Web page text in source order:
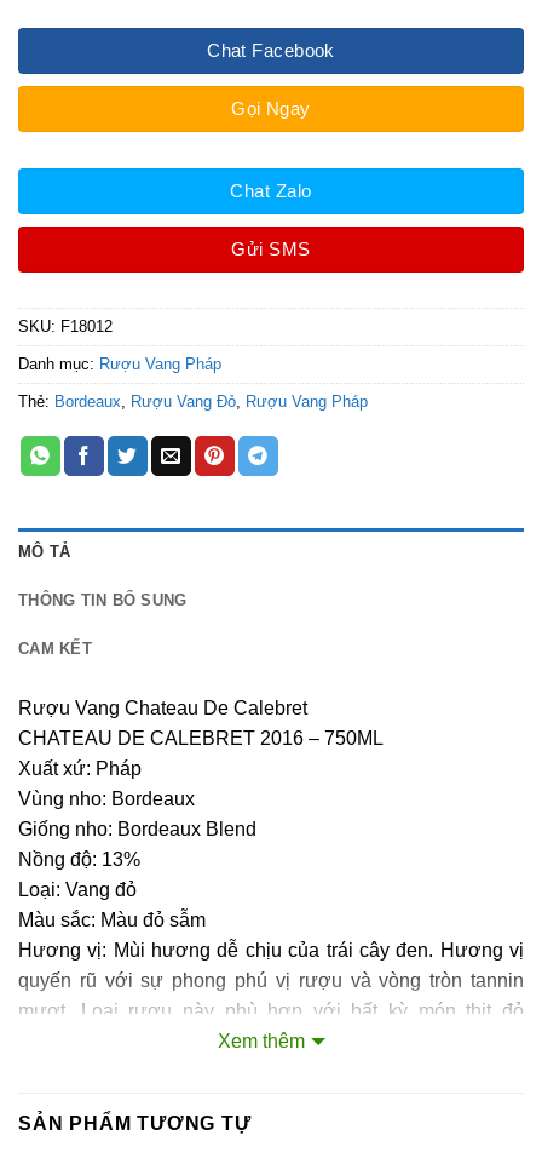
Chat Facebook
Gọi Ngay
Chat Zalo
Gửi SMS
SKU: F18012
Danh mục: Rượu Vang Pháp
Thẻ: Bordeaux, Rượu Vang Đỏ, Rượu Vang Pháp
MÔ TẢ
THÔNG TIN BỔ SUNG
CAM KẾT
Rượu Vang Chateau De Calebret
CHATEAU DE CALEBRET 2016 – 750ML
Xuất xứ: Pháp
Vùng nho: Bordeaux
Giống nho: Bordeaux Blend
Nồng độ: 13%
Loại: Vang đỏ
Màu sắc: Màu đỏ sẫm
Hương vị: Mùi hương dễ chịu của trái cây đen. Hương vị
quyến rũ với sự phong phú vị rượu và vòng tròn tannin
mượt. Loại rượu này phù hợp với bất kỳ món thịt đỏ
Rượu vang Bordeaux (“Bore-doe”) dùng để chỉ các dòng
Xem thêm
SẢN PHẨM TƯƠNG TỰ